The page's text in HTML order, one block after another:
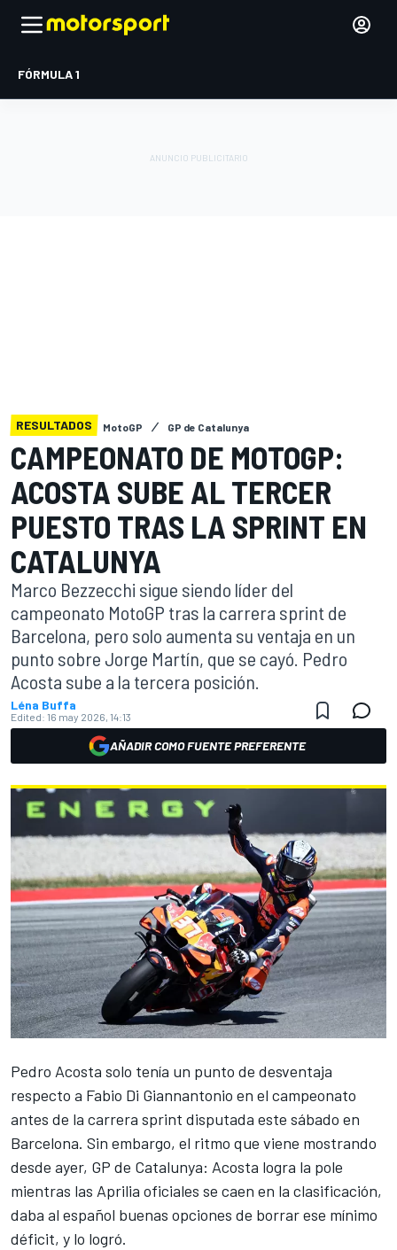
FÓRMULA 1
RESULTADOS MotoGP GP de Catalunya
CAMPEONATO DE MOTOGP:
ACOSTA SUBE AL TERCER
PUESTO TRAS LA SPRINT EN
CATALUNYA
Marco Bezzecchi sigue siendo líder del
campeonato MotoGP tras la carrera sprint de
Barcelona, pero solo aumenta su ventaja en un
punto sobre Jorge Martín, que se cayó. Pedro
Acosta sube a la tercera posición.
Léna Buffa
Edited: 16 may 2026, 14:13
AÑADIR COMO FUENTE PREFERENTE
Pedro Acosta solo tenía un punto de desventaja
respecto a Fabio Di Giannantonio en el campeonato
antes de la carrera sprint disputada este sábado en
Barcelona. Sin embargo, el ritmo que viene mostrando
desde ayer, GP de Catalunya: Acosta logra la pole
mientras las Aprilia oficiales se caen en la clasificación,
daba al español buenas opciones de borrar ese mínimo
déficit, y lo logró.